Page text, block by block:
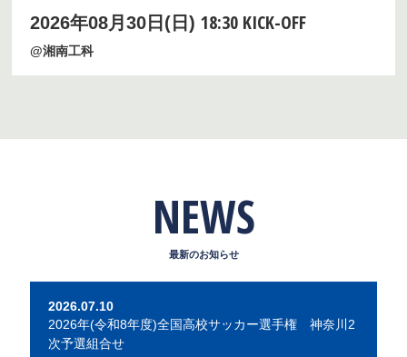
2026年08月30日(日)18:30 KICK-OFF
@湘南工科
NEWS
2026.07.10
2026年(令和8年度)全国高校サッカー選手権 神奈川2
次予選組合せ